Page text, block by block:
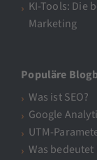
KI-Tools: Die
Marketing
Populäre
Was ist SEO?
Google
UTM-
Was bedeutet